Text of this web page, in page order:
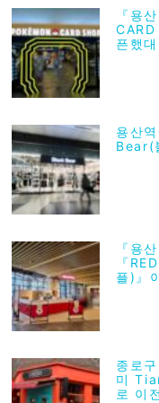
『용
픈했대
용산
Bear(
『용
『
플)』
종로
미
로 이